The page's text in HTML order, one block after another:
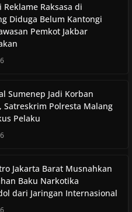
Reklame Raksasa di
Diduga Belum Kantongi
Pemkot Jakbar
Sumenep Jadi Korban
Satreskrim Polresta Malang
Pelaku
Jakarta Barat Musnahkan
Baku Narkotika
dari Jaringan Internasional